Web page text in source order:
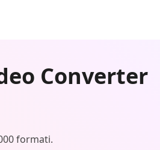
Converter
formati.